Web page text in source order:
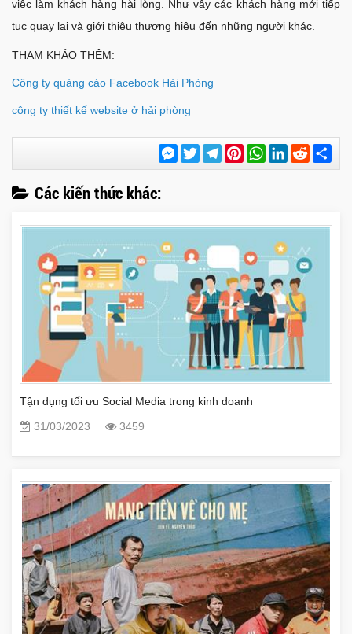
việc làm khách hàng hài lòng. Như vậy các khách hàng mới tiếp
tục quay lại và giới thiệu thương hiệu đến những người khác.
THAM KHẢO THÊM:
Công ty quảng cáo Facebook Hải Phòng
công ty thiết kế website ở hải phòng
Messenger
TwitterTelegramPinterestWhatsApp
LinkedInReddit
Các kiến thức khác:
Tận dụng tối ưu Social Media trong kinh doanh
31/03/2023
3459